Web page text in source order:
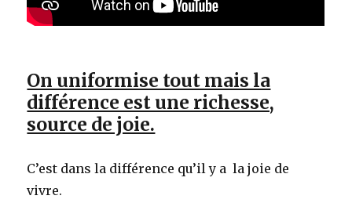
On uniformise tout mais la
différence est une richesse,
source de joie.
C’est dans la différence qu’il y a la joie de
vivre.